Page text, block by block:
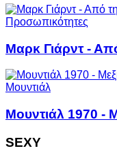
Προσωπικότητες
Μαρκ Γιάρντ -
Μουντιάλ
Μουντιάλ 1970 -
SEXY